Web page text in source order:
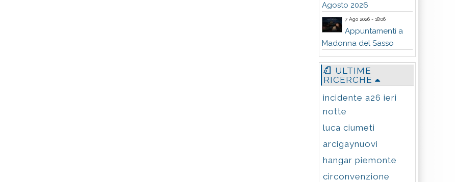
Agosto 2026
7 Ago 2026 - 18:06
Appuntamenti a
Madonna del Sasso
ULTIME
RICERCHE
incidente a26 ieri
notte
luca ciumeti
arcigaynuovi
hangar piemonte
circonvenzione